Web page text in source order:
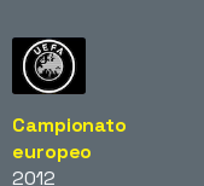
Campionato
europeo
2012